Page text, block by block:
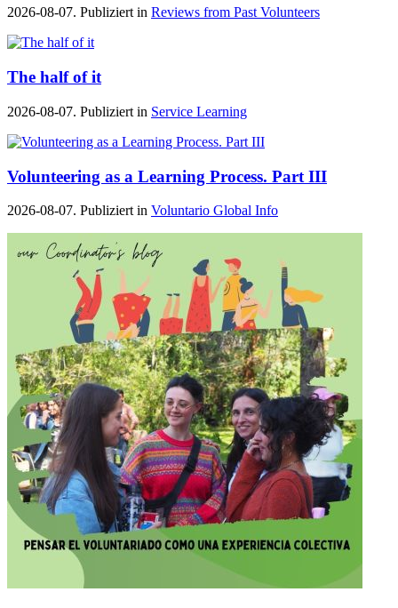
2026-08-07. Publiziert in Reviews from Past Volunteers
The half of it
2026-08-07. Publiziert in Service Learning
Volunteering as a Learning Process. Part III
2026-08-07. Publiziert in Voluntario Global Info